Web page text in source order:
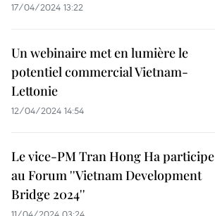
17/04/2024 13:22
Un webinaire met en lumière le
potentiel commercial Vietnam-
Lettonie
12/04/2024 14:54
Le vice-PM Tran Hong Ha participe
au Forum ''Vietnam Development
Bridge 2024''